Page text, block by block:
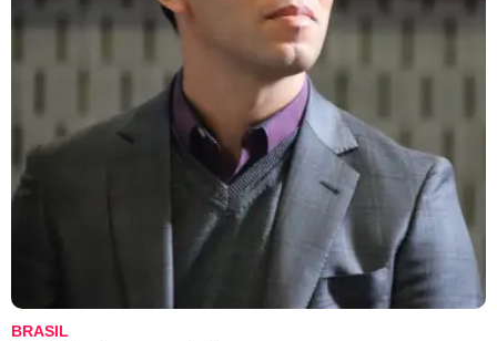
BRASIL